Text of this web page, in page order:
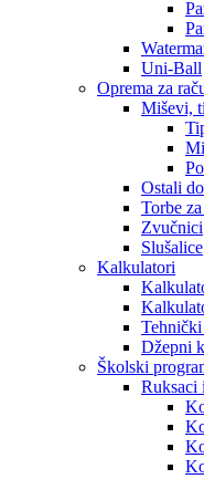
Uni-Ball
Oprema za
Miševi,
Ostali
Torbe
Zvučnici
Slušalice
Kalkulatori
Džepni
Školski
Ruksaci